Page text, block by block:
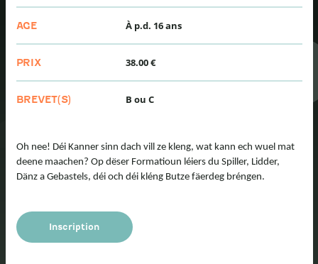
AGE À p.d. 16 ans
PRIX 38.00 €
BREVET(S) B ou C
Oh nee! Déi Kanner sinn dach vill ze kleng, wat kann ech wuel mat
deene maachen? Op dëser Formatioun léiers du Spiller, Lidder,
Dänz a Gebastels, déi och déi kléng Butze fäerdeg bréngen.
Inscription